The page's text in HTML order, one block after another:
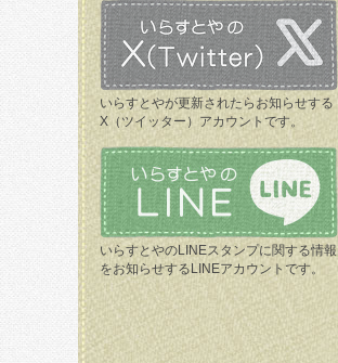
いらすとやが更新されたらお知らせする
X（ツイッター）アカウントです。
いらすとやのLINEスタンプに関する情報
をお知らせするLINEアカウントです。